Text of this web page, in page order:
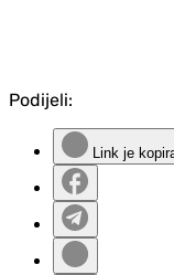
Podijeli:
Link je